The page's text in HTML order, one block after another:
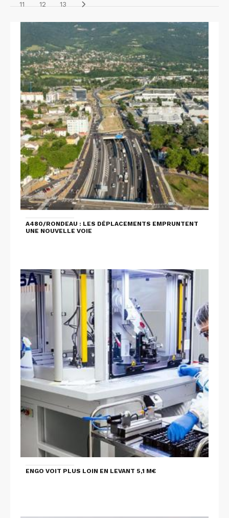
11 12 13
A480/RONDEAU : LES DÉPLACEMENTS EMPRUNTENT
UNE NOUVELLE VOIE
ENGO VOIT PLUS LOIN EN LEVANT 5,1 M€